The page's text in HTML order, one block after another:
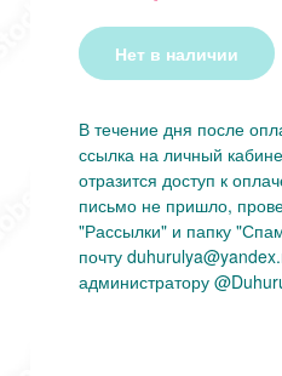
Нет в наличии
В течение дня после
ссылка на личный
отразится доступ к
письмо не пришло,
"Рассылки" и папку
почту
администратору